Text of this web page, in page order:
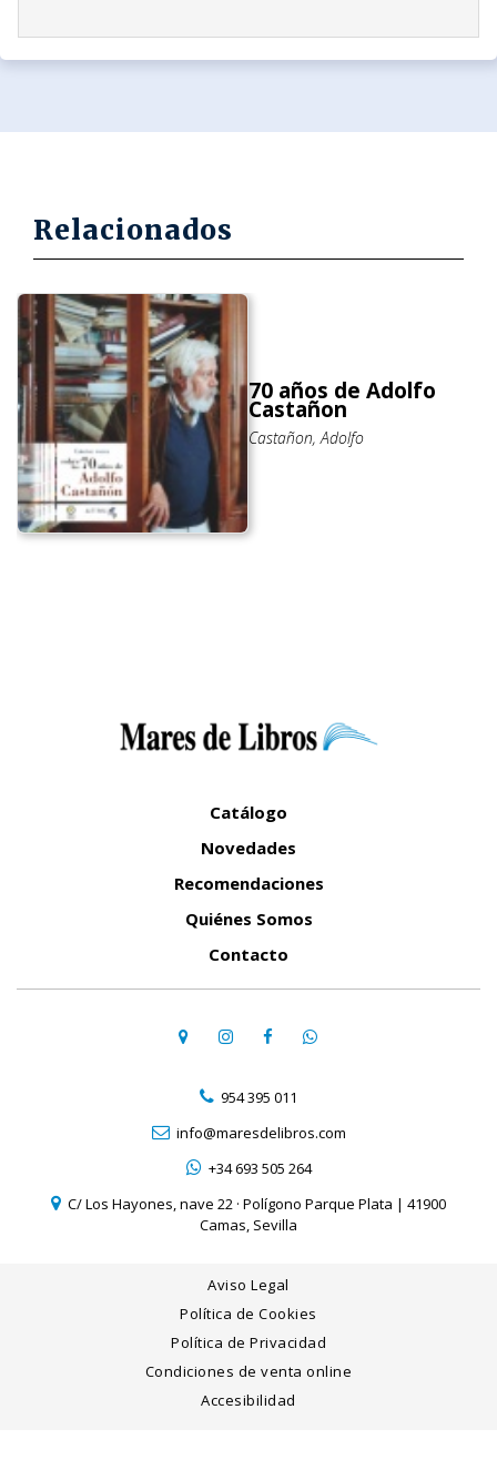
Relacionados
70 años de Adolfo
Castañon
Castañon, Adolfo
Catálogo
Novedades
Recomendaciones
Quiénes Somos
Contacto
954 395 011
info@maresdelibros.com
+34 693 505 264
C/ Los Hayones, nave 22 · Polígono Parque Plata | 41900
Camas, Sevilla
Aviso Legal
Política de Cookies
Política de Privacidad
Condiciones de venta online
Accesibilidad